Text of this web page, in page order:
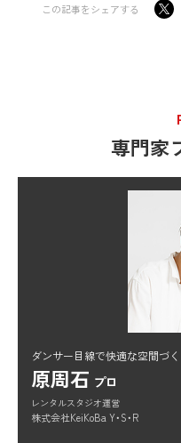
この記事をシェアする
専門家
ダンサー目線で快適な空間づ
原周石 プロ
レンタルスタジオ運営
株式会社KeiKoBa Y・S・R